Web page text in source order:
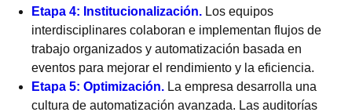
Etapa 4: Institucionalización. Los equipos
interdisciplinares colaboran e implementan flujos de
trabajo organizados y automatización basada en
eventos para mejorar el rendimiento y la eficiencia.
Etapa 5: Optimización. La empresa desarrolla una
cultura de automatización avanzada. Las auditorías